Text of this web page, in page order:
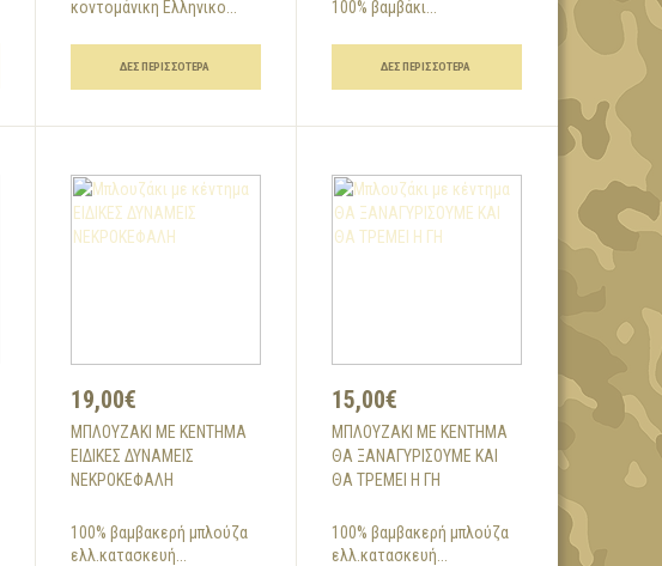
κοντομάνικη Ελληνικο...
ΔΕΣ ΠΕΡΙΣΣΌΤΕΡΑ
100% βαμβάκι...
ΔΕΣ ΠΕΡΙΣΣΌΤΕΡΑ
19,00€
ΜΠΛΟΥΖΆΚΙ ΜΕ ΚΈΝΤΗΜΑ
ΕΙΔΙΚΕΣ ΔΥΝΑΜΕΙΣ
ΝΕΚΡΟΚΕΦΑΛΗ
100% βαμβακερή μπλούζα
ελλ.κατασκευή...
15,00€
ΜΠΛΟΥΖΆΚΙ ΜΕ ΚΈΝΤΗΜΑ
ΘΑ ΞΑΝΑΓΥΡΙΣΟΥΜΕ ΚΑΙ
ΘΑ ΤΡΕΜΕΙ Η ΓΗ
100% βαμβακερή μπλούζα
ελλ.κατασκευή...